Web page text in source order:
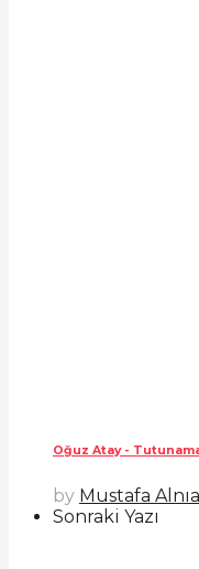
Oğuz Atay -
by Mustafa
Sonraki Yazı